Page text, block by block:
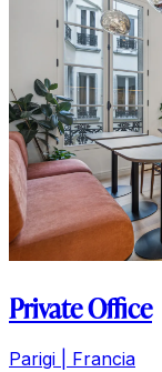
Private Office
Parigi | Francia